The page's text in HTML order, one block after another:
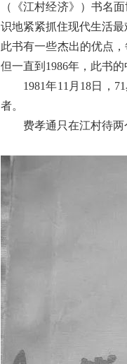
（《江村经济》）书名
识地紧紧抓住现代生活
此书有一些杰出的优点
但一直到1986年，此书的
1981年11月18日，
者。
费孝通只在江村待